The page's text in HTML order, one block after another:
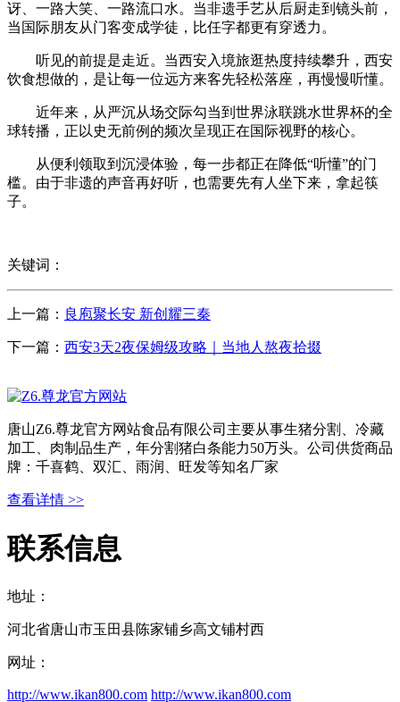
讶、一路大笑、一路流口水。当非遗手艺从后厨走到镜头前，
当国际朋友从门客变成学徒，比任字都更有穿透力。
听见的前提是走近。当西安入境旅逛热度持续攀升，西安
饮食想做的，是让每一位远方来客先轻松落座，再慢慢听懂。
近年来，从严沉从场交际勾当到世界泳联跳水世界杯的全
球转播，正以史无前例的频次呈现正在国际视野的核心。
从便利领取到沉浸体验，每一步都正在降低“听懂”的门
槛。由于非遗的声音再好听，也需要先有人坐下来，拿起筷
子。
关键词：
上一篇： 良庖聚长安 新创耀三秦
下一篇： 西安3天2夜保姆级攻略｜当地人熬夜拾掇
唐山Z6.尊龙官方网站食品有限公司主要从事生猪分割、冷藏
加工、肉制品生产，年分割猪白条能力50万头。公司供货商品
牌：千喜鹤、双汇、雨润、旺发等知名厂家
查看详情 >>
联系信息
地址：
河北省唐山市玉田县陈家铺乡高文铺村西
网址：
http://www.ikan800.com http://www.ikan800.com